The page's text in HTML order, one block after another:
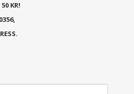
KR!